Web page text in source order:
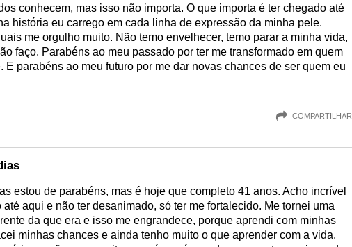
conhecem, mas isso não importa. O que importa é ter chegado até
história eu carrego em cada linha de expressão da minha pele.
me orgulho muito. Não temo envelhecer, temo parar a minha vida,
faço. Parabéns ao meu passado por ter me transformado em quem
E parabéns ao meu futuro por me dar novas chances de ser quem eu
COMPARTILHAR
estou de parabéns, mas é hoje que completo 41 anos. Acho incrível
até aqui e não ter desanimado, só ter me fortalecido. Me tornei uma
da que era e isso me engrandece, porque aprendi com minhas
minhas chances e ainda tenho muito o que aprender com a vida.